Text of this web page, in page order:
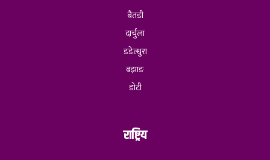
बैतडी
दार्चुला
डडेल्धुरा
बझाङ
डोटी
राष्ट्रिय